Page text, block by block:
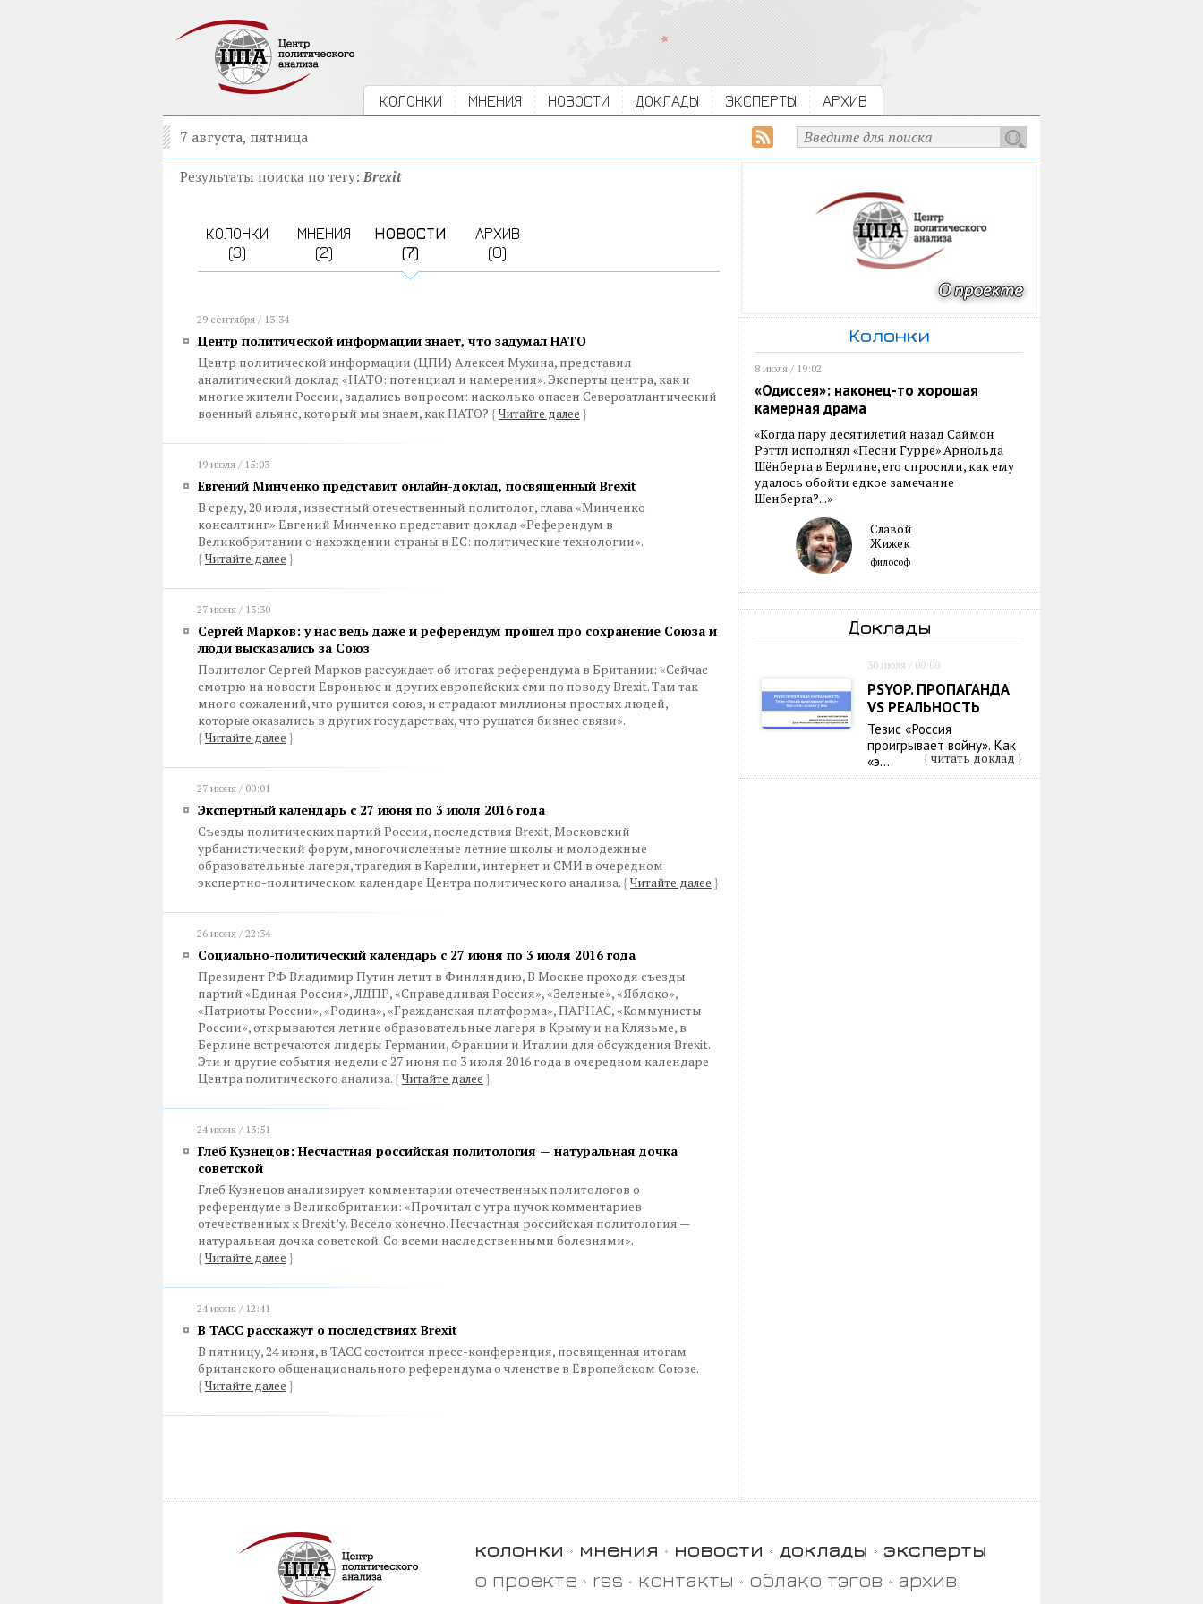
КОЛОНКИ МНЕНИЯ НОВОСТИ ДОКЛАДЫ ЭКСПЕРТЫ АРХИВ
7 августа, пятница
Результаты поиска по тегу:Brexit
КОЛОНКИ
(3)
МНЕНИЯ
(2)
НОВОСТИ
(7)
АРХИВ
(0)
29 сентября / 13:34
Центр политической информации знает, что задумал НАТО
Центр политической информации (ЦПИ) Алексея Мухина, представил
аналитический доклад «НАТО: потенциал и намерения». Эксперты центра, как и
многие жители России, задались вопросом: насколько опасен Североатлантический
военный альянс, который мы знаем, как НАТО? { Читайте далее }
19 июля / 15:03
Евгений Минченко представит онлайн-доклад, посвященный Brexit
В среду, 20 июля, известный отечественный политолог, глава «Минченко
консалтинг» Евгений Минченко представит доклад «Референдум в
Великобритании о нахождении страны в ЕС: политические технологии».
{ Читайте далее }
27 июня / 13:30
Сергей Марков: у нас ведь даже и референдум прошел про сохранение Союза и
люди высказались за Союз
Политолог Сергей Марков рассуждает об итогах референдума в Британии: «Сейчас
смотрю на новости Евроньюс и других европейских сми по поводу Brexit. Там так
много сожалений, что рушится союз, и страдают миллионы простых людей,
которые оказались в других государствах, что рушатся бизнес связи».
{ Читайте далее }
27 июня / 00:01
Экспертный календарь с 27 июня по 3 июля 2016 года
Съезды политических партий России, последствия Brexit, Московский
урбанистический форум, многочисленные летние школы и молодежные
образовательные лагеря, трагедия в Карелии, интернет и СМИ в очередном
экспертно-политическом календаре Центра политического анализа. { Читайте далее }
26 июня / 22:34
Социально-политический календарь с 27 июня по 3 июля 2016 года
Президент РФ Владимир Путин летит в Финляндию, В Москве проходя съезды
партий «Единая Россия», ЛДПР, «Справедливая Россия», «Зеленые», «Яблоко»,
«Патриоты России», «Родина», «Гражданская платформа», ПАРНАС, «Коммунисты
России», открываются летние образовательные лагеря в Крыму и на Клязьме, в
Берлине встречаются лидеры Германии, Франции и Италии для обсуждения Brexit.
Эти и другие события недели с 27 июня по 3 июля 2016 года в очередном календаре
Центра политического анализа. { Читайте далее }
24 июня / 13:51
Глеб Кузнецов: Несчастная российская политология — натуральная дочка
советской
Глеб Кузнецов анализирует комментарии отечественных политологов о
референдуме в Великобритании: «Прочитал с утра пучок комментариев
отечественных к Brexit’у. Весело конечно. Несчастная российская политология —
натуральная дочка советской. Со всеми наследственными болезнями».
{ Читайте далее }
24 июня / 12:41
В ТАСС расскажут о последствиях Brexit
В пятницу, 24 июня, в ТАСС состоится пресс-конференция, посвященная итогам
британского общенационального референдума о членстве в Европейском Cоюзе.
{ Читайте далее }
Колонки
8 июля / 19:02
«Одиссея»: наконец-то хорошая
камерная драма
«Когда пару десятилетий назад Саймон
Рэттл исполнял «Песни Гурре» Арнольда
Шёнберга в Берлине, его спросили, как ему
удалось обойти едкое замечание
Шенберга?...»
Славой
Жижек
философ
Доклады
30 июля / 00:00
PSYOP. ПРОПАГАНДА
VS РЕАЛЬНОСТЬ
Тезис «Россия
проигрывает войну». Как
«э...
{ читать доклад }
колонки мнения новости доклады
эксперты
о проекте
rss контакты облако тэгов архив